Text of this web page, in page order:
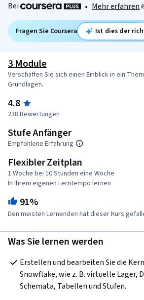
Bei
• Mehr erfahren
Fragen Sie Coursera Ist dies der
3 Module
Verschaffen Sie sich einen Einblick in ein
Grundlagen.
4.8
238 Bewertungen
Stufe Anfänger
Empfohlene Erfahrung
Flexibler Zeitplan
1 Woche bei 10 Stunden eine Woche
In Ihrem eigenen Lerntempo lernen
91%
Den meisten Lernenden hat dieser Kurs
Was Sie lernen werden
Erstellen und bearbeiten Sie die
Snowflake, wie z. B. virtuelle Lager,
Schemata, Tabellen und Stufen.